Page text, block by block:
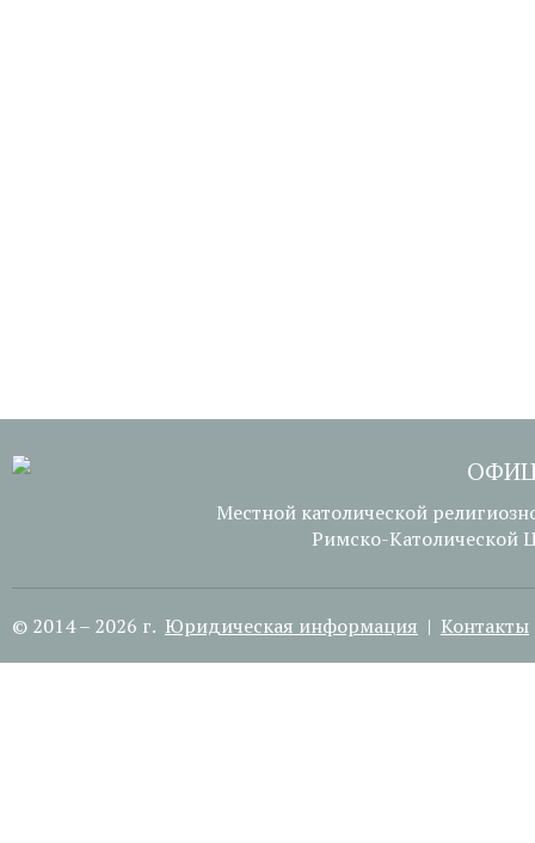
Местной католической
Римско-Католической
© 2014 – 2026 г. Юридическая информация | Контакты